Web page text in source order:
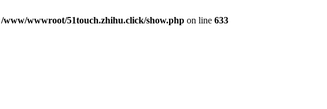
/www/wwwroot/51touch.zhihu.click/show.php on line 633